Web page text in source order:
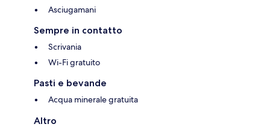
Asciugamani
Sempre in contatto
Scrivania
Wi-Fi gratuito
Pasti e bevande
Acqua minerale gratuita
Altro